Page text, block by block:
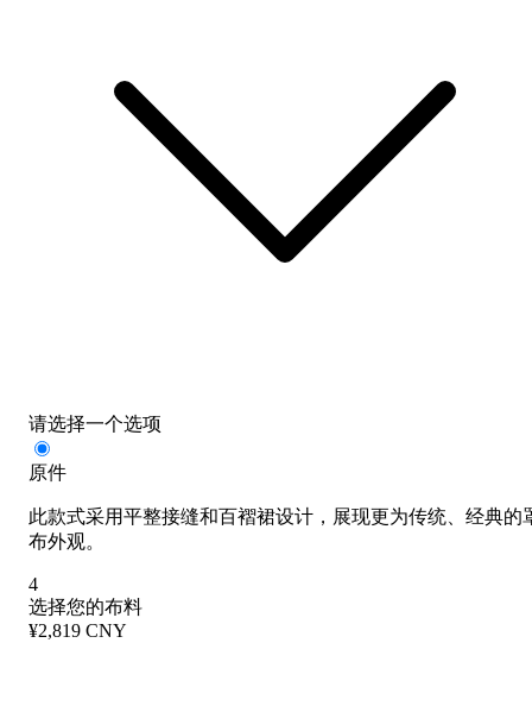
请选择一个选项
原件
此款式采用平整接缝和百褶裙设计，展现更为传统、经典的
布外观。
4
选择您的布料
¥2,819 CNY